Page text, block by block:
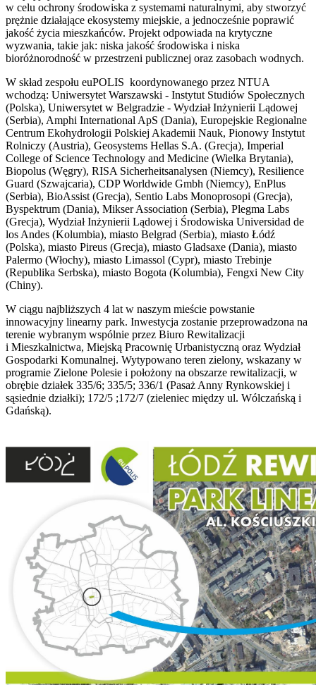
w celu ochrony środowiska z systemami naturalnymi, aby stworzyć
prężnie działające ekosystemy miejskie, a jednocześnie poprawić
jakość życia mieszkańców. Projekt odpowiada na krytyczne
wyzwania, takie jak: niska jakość środowiska i niska
bioróżnorodność w przestrzeni publicznej oraz zasobach wodnych.
W skład zespołu euPOLIS koordynowanego przez NTUA
wchodzą: Uniwersytet Warszawski - Instytut Studiów Społecznych
(Polska), Uniwersytet w Belgradzie - Wydział Inżynierii Lądowej
(Serbia), Amphi International ApS (Dania), Europejskie Regionalne
Centrum Ekohydrologii Polskiej Akademii Nauk, Pionowy Instytut
Rolniczy (Austria), Geosystems Hellas S.A. (Grecja), Imperial
College of Science Technology and Medicine (Wielka Brytania),
Biopolus (Węgry), RISA Sicherheitsanalysen (Niemcy), Resilience
Guard (Szwajcaria), CDP Worldwide Gmbh (Niemcy), EnPlus
(Serbia), BioAssist (Grecja), Sentio Labs Monoprosopi (Grecja),
Byspektrum (Dania), Mikser Association (Serbia), Plegma Labs
(Grecja), Wydział Inżynierii Lądowej i Środowiska Universidad de
los Andes (Kolumbia), miasto Belgrad (Serbia), miasto Łódź
(Polska), miasto Pireus (Grecja), miasto Gladsaxe (Dania), miasto
Palermo (Włochy), miasto Limassol (Cypr), miasto Trebinje
(Republika Serbska), miasto Bogota (Kolumbia), Fengxi New City
(Chiny).
W ciągu najbliższych 4 lat w naszym mieście powstanie
innowacyjny linearny park. Inwestycja zostanie przeprowadzona na
terenie wybranym wspólnie przez Biuro Rewitalizacji
i Mieszkalnictwa, Miejską Pracownię Urbanistyczną oraz Wydział
Gospodarki Komunalnej. Wytypowano teren zielony, wskazany w
programie Zielone Polesie i położony na obszarze rewitalizacji, w
obrębie działek 335/6; 335/5; 336/1 (Pasaż Anny Rynkowskiej i
sąsiednie działki); 172/5 ;172/7 (zieleniec między ul. Wólczańską i
Gdańską).